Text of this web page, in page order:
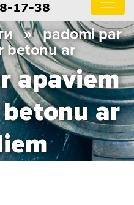
17-38
apaviem
ar
» padomi par
betonu ar